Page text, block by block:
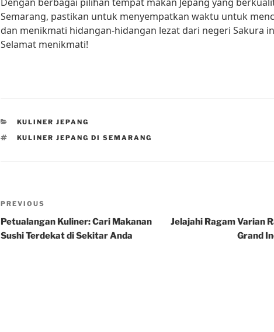
Semarang, pastikan untuk menyempatkan waktu untuk
dan menikmati hidangan-hidangan lezat dari negeri Sakura
Selamat menikmati!
CATEGORIES
KULINER JEPANG
TAGS
KULINER JEPANG DI SEMARANG
Post
navigation
Previous
Post
PREVIOUS
Petualangan Kuliner: Cari Makanan
Sushi Terdekat di Sekitar Anda
Jelajahi Ragam Varian
Grand